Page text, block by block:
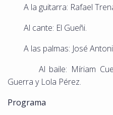
A la guitarra: Rafael
Al cante: El Gueñi.
A las palmas: José
Al baile: Míriam
Guerra y Lola Pérez.
Programa